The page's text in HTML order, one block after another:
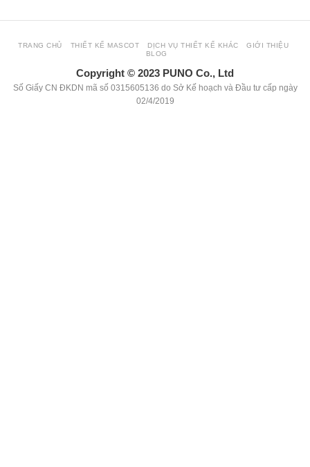
TRANG CHỦ THIẾT KẾ MASCOT DỊCH VỤ THIẾT KẾ KHÁC
GIỚI THIỆU
BLOG
Copyright © 2023 PUNO Co., Ltd
Số Giấy CN ĐKDN mã số 0315605136 do Sở Kế hoạch và Đầu tư cấp ngày
02/4/2019